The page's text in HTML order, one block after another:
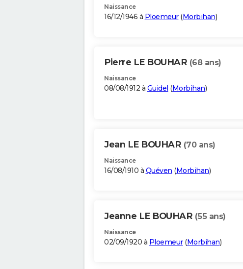
Naissance
16/12/1946 à Ploemeur(Morbihan)
Pierre LE BOUHAR (68 ans)
Naissance
08/08/1912 à Guidel (Morbihan)
Jean LE BOUHAR (70 ans)
Naissance
16/08/1910 à Quéven (Morbihan)
Jeanne LE BOUHAR (55 ans)
Naissance
02/09/1920 à Ploemeur(Morbihan)